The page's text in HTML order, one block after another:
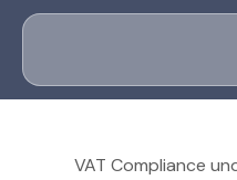
VAT Compliance